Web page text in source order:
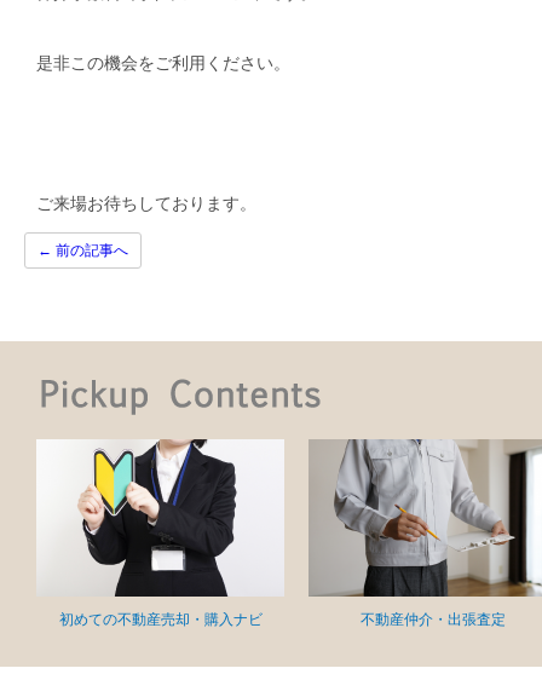
是非この機会をご利用ください。
ご来場お待ちしております。
← 前の記事へ
初めての不動産売却・購入ナビ 不動産仲介・出張査定